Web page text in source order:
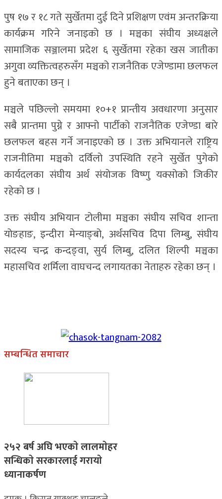
पुष १७ र १८ गते सुर्खेतमा दुई दिने प्रशिक्षण एवंम अन्तरक्रिया
कार्यक्रम गरिने जनाइको छ । मञ्चका संघीय अध्यक्षले
सामाजिक सञ्जालमा प्रदेश ६ सुर्खेतमा रहेका खस जातीका
अगुवा व्यक्तित्वहरुसँग मञ्चको राजनैतिक एजेण्डामा छलफल
हुने बताएका छन् ।
मञ्चले पछिल्लो समयमा १०+१ प्रान्तीय अवधारणा अनुसार
सबै प्रान्तमा पुग्ने र आफ्नो पार्टीको राजनैतिक एजेण्डा बारे
छलफल बहस गर्ने जनाइएको छ । उक्त अभियानले राष्ट्रिय
राजनीतिमा मञ्चको दर्विलो उपस्थिति रहने सुर्खेत पुगेको
कार्यदलका संघीय अर्थ संयोजक विष्णु यक्सोको जिकीर
रहेको छ ।
उक्त संघीय अभियान टोलीमा मञ्चका संघीय सचिव शान्ता
योङहाङ, इन्दीरा मेन्याङ्बो, अर्थसचिव दिपा लिम्बु, संघीय
सदस्य चन्द्र कन्दङ्वा, सुर्य लिम्बु, दलित शिल्पी मञ्चका
महासचिव शर्मिला वाघचन्द लगायतका नेताहरु रहेका छन् ।
सम्बन्धित समाचार
२५२ बर्ष अघि भएकाे लालमाेहर
सन्धिकाे सरकारलाई गरायाे
ध्यानाकर्षण